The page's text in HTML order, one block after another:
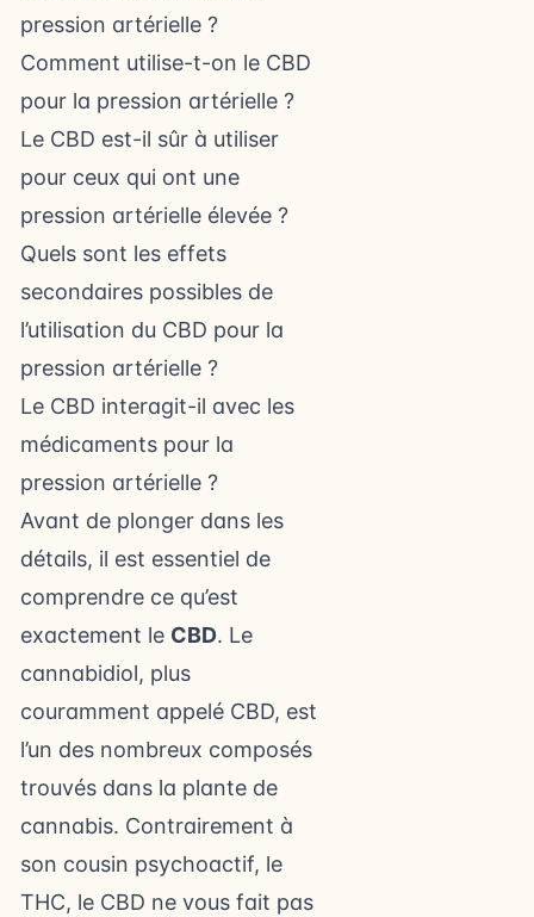
pression artérielle ?
Comment utilise-t-on le CBD
pour la pression artérielle ?
Le CBD est-il sûr à utiliser
pour ceux qui ont une
pression artérielle élevée ?
Quels sont les effets
secondaires possibles de
l’utilisation du CBD pour la
pression artérielle ?
Le CBD interagit-il avec les
médicaments pour la
pression artérielle ?
Avant de plonger dans les
détails, il est essentiel de
comprendre ce qu’est
exactement le CBD. Le
cannabidiol, plus
couramment appelé CBD, est
l’un des nombreux composés
trouvés dans la plante de
cannabis. Contrairement à
son cousin psychoactif, le
THC, le CBD ne vous fait pas